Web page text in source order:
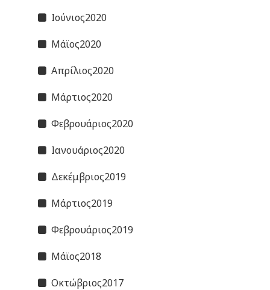
Ιούνιος2020
Μάϊος2020
Απρίλιος2020
Μάρτιος2020
Φεβρουάριος2020
Ιανουάριος2020
Δεκέμβριος2019
Μάρτιος2019
Φεβρουάριος2019
Μάϊος2018
Οκτώβριος2017